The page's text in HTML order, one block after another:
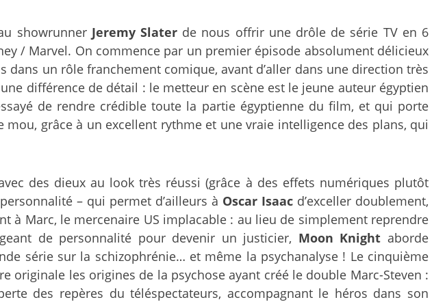
showrunner Jeremy Slater de nous offrir une drôle de série TV en 6
/ Marvel. On commence par un premier épisode absolument délicieux
dans un rôle franchement comique, avant d’aller dans une direction très
différence de détail : le metteur en scène est le jeune auteur égyptien
de rendre crédible toute la partie égyptienne du film, et qui porte
grâce à un excellent rythme et une vraie intelligence des plans, qui
des dieux au look très réussi (grâce à des effets numériques plutôt
– qui permet d’ailleurs à Oscar Isaacd’exceller doublement,
à Marc, le mercenaire US implacable : au lieu de simplement reprendre
de personnalité pour devenir un justicier, Moon Knight aborde
série sur la schizophrénie… et même la psychanalyse ! Le cinquième
les origines de la psychose ayant créé le double Marc-Steven :
des repères du téléspectateurs, accompagnant le héros dans son